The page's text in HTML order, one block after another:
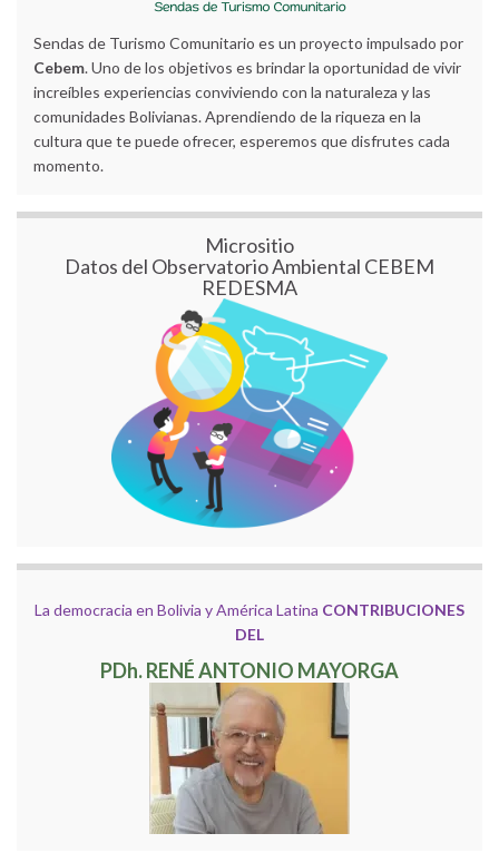
Sendas de Turismo Comunitario es un proyecto impulsado por
Cebem. Uno de los objetivos es brindar la oportunidad de vivir
increíbles experiencias conviviendo con la naturaleza y las
comunidades Bolivianas. Aprendiendo de la riqueza en la
cultura que te puede ofrecer, esperemos que disfrutes cada
momento.
Micrositio
Datos del Observatorio Ambiental CEBEM
REDESMA
La democracia en Bolivia y América Latina CONTRIBUCIONES
DEL
PDh. RENÉ ANTONIO MAYORGA